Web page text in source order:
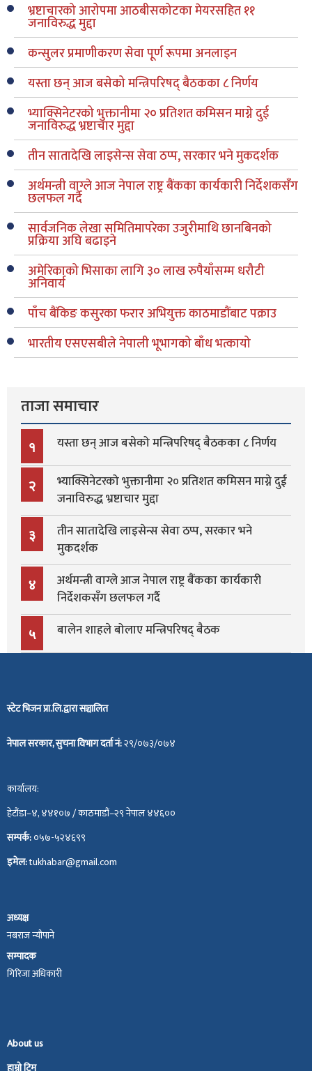
भ्रष्टाचारको आरोपमा आठबीसकोटका मेयरसहित ११
जनाविरुद्ध मुद्दा
कन्सुलर प्रमाणीकरण सेवा पूर्ण रूपमा अनलाइन
यस्ता छन् आज बसेको मन्त्रिपरिषद् बैठकका ८ निर्णय
भ्याक्सिनेटरको भुक्तानीमा २० प्रतिशत कमिसन माग्ने दुई
जनाविरुद्ध भ्रष्टाचार मुद्दा
तीन सातादेखि लाइसेन्स सेवा ठप्प, सरकार भने मुकदर्शक
अर्थमन्त्री वाग्ले आज नेपाल राष्ट्र बैंकका कार्यकारी निर्देशकसँग
छलफल गर्दै
सार्वजनिक लेखा समितिमापरेका उजुरीमाथि छानबिनको
प्रक्रिया अघि बढाइने
अमेरिकाको भिसाका लागि ३० लाख रुपैयाँसम्म धरौटी
अनिवार्य
पाँच बैंकिङ कसुरका फरार अभियुक्त काठमाडौंबाट पक्राउ
भारतीय एसएसबीले नेपाली भूभागको बाँध भत्कायो
ताजा समाचार
१ यस्ता छन् आज बसेको मन्त्रिपरिषद् बैठकका ८ निर्णय
२
भ्याक्सिनेटरको भुक्तानीमा २० प्रतिशत कमिसन माग्ने दुई
जनाविरुद्ध भ्रष्टाचार मुद्दा
३
तीन सातादेखि लाइसेन्स सेवा ठप्प, सरकार भने
मुकदर्शक
४
अर्थमन्त्री वाग्ले आज नेपाल राष्ट्र बैंकका कार्यकारी
निर्देशकसँग छलफल गर्दै
५ बालेन शाहले बोलाए मन्त्रिपरिषद् बैठक
स्टेट भिजन प्रा.लि.द्वारा सञ्चालित
नेपाल सरकार, सुचना विभाग दर्ता नं:२९/०७३/०७४
कार्यालय:
हेटौंडा–४, ४४१०७ / काठमाडौं–२९ नेपाल ४४६००
सम्पर्क:०५७-५२४६९९
इमेल:tukhabar@gmail.com
अध्यक्ष
नबराज न्यौपाने
सम्पादक
गिरिजा अधिकारी
About us